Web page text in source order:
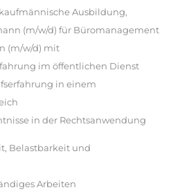
Ausbildung,
(m/w/d) für Büromanagement
(m/w/d) mit
im öffentlichen Dienst
in einem
in der Rechtsanwendung
Belastbarkeit und
Arbeiten